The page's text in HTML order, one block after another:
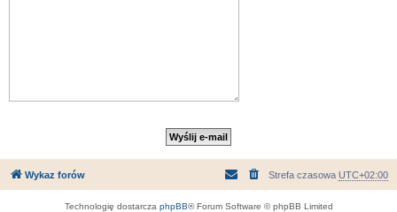
Wykaz forów Strefa czasowa UTC+02:00
Technologię dostarcza phpBB® Forum Software © phpBB Limited